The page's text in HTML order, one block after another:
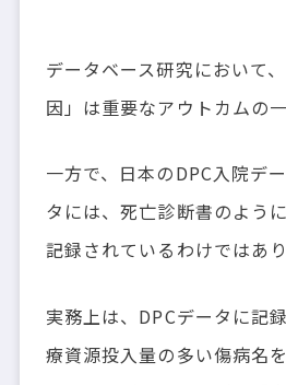
データベース研究において
因」は重要なアウトカムの一
一方で、日本のDPC入院デ
タには、死亡診断書のよう
記録されているわけではあり
実務上は、DPCデータに記
療資源投入量の多い傷病名